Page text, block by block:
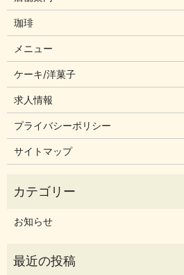
珈琲
メニュー
ケーキ/洋菓子
求人情報
プライバシーポリシー
サイトマップ
お知らせ